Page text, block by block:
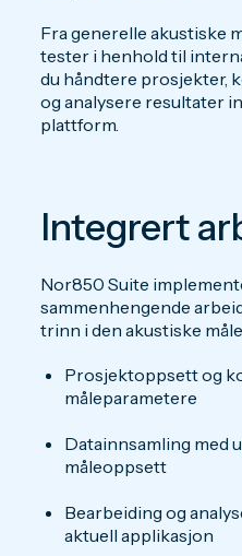
Fra generelle akustiske
tester i henhold til
du håndtere prosjekter,
og analysere resultater
plattform.
Integrert
Nor850 Suite
sammenhengende
trinn i den akustiske
Prosjektoppsett og
måleparametere
Datainnsamling med
måleoppsett
Bearbeiding og
aktuell applikasjon